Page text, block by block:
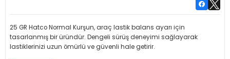
& Sibop İlaveleri
25 GR Hatco Normal Kurşun, araç lastik balans ayarı için
tasarlanmış bir üründür. Dengeli sürüş deneyimi sağlayarak
lastiklerinizi uzun ömürlü ve güvenli hale getirir.